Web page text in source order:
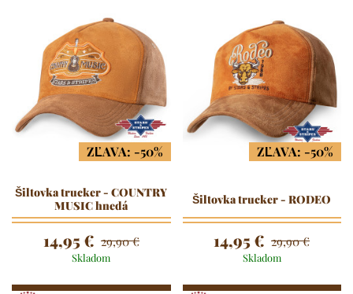
ZĽAVA: -50%
Šiltovka trucker - COUNTRY
MUSIC hnedá
14,95 € 29,90 €
Skladom
ZĽAVA: -50%
Šiltovka trucker - RODEO
14,95 € 29,90 €
Skladom